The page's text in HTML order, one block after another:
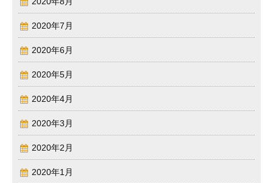
2020年7月
2020年6月
2020年5月
2020年4月
2020年3月
2020年2月
2020年1月